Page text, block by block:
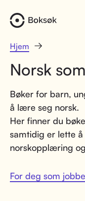
Hjem
Norsk
Bøker for barn,
å lære seg norsk.
Her finner du
samtidig er lette å
norskopplæring
For deg som